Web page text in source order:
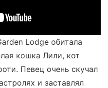
Lodge обитала
кошка Лили, кот
Певец очень скучал
и заставлял